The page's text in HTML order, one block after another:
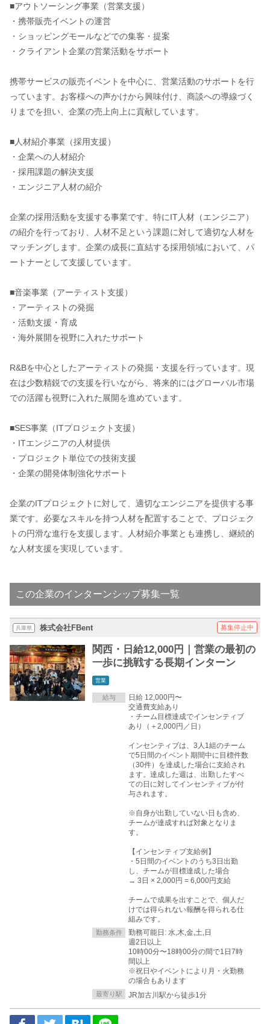
■アウトソーシング事業（営業支援）
・携帯販売イベントの運営
・ショッピングモールなどでの集客・提案
・クライアント企業の営業活動をサポート
携帯サービスの販売イベントを中心に、営業活動のサポートを行
っています。お客様への声かけから興味付け、商談への導線づく
りまでを担い、企業の売上向上に貢献しています。
■人材紹介事業（採用支援）
・企業への人材紹介
・採用課題の解決支援
・エンジニア人材の紹介
企業の採用活動を支援する事業です。特にIT人材（エンジニア）
の紹介を行っており、人材不足という課題に対して適切な人材を
マッチングします。企業の成長に直結する採用領域において、パ
ートナーとして支援しています。
■音楽事業（アーティスト支援）
・アーティストの発掘
・活動支援・育成
・海外展開を視野に入れたサポート
R&Bを中心としたアーティストの発掘・支援を行っています。現
在は少数精鋭での支援を行いながら、将来的にはグローバル市場
での活躍も視野に入れた展開を進めています。
■SES事業（ITプロジェクト支援）
・ITエンジニアの人材提供
・プロジェクト単位での技術支援
・企業の開発体制強化サポート
企業のITプロジェクトに対して、適切なエンジニアを提供する事
業です。必要なスキルを持つ人材を配置することで、プロジェク
トの円滑な進行を支援します。人材紹介事業とも連携し、継続的
な人材支援を実現しています。
この企業のインターンシップ募集一覧
兵庫県 株式会社FBent 募集停止中
関西・日給12,000円｜営業の最初の
一歩に挑戦する長期インターン
営業
給与
日給 12,000円〜
交通費支給あり
・チーム目標達成でインセンティブ
あり（＋2,000円／日）
インセンティブは、3人1組のチーム
で5日間のイベント期間中に目標件数
（30件）を達成した場合に支給され
ます。達成した週は、出勤したすべ
ての日に対してインセンティブが付
与されます。
※自身が出勤していない日も含め、
チームが達成すれば対象となりま
す。
【インセンティブ支給例】
・5日間のイベントのうち3日出勤
し、チームが目標達成した場合
→ 3日 × 2,000円 = 6,000円支給
チームで成果を出すことで、個人だ
けでは得られない報酬を得られる仕
組みです。
勤務条件
勤務可能日: 水,木,金,土,日
週2日以上
10時00分〜18時00分の間で1日7時
間以上
※祝日やイベントにより月・火勤務
の場合もあります
最寄り駅 JR加古川駅から徒歩1分